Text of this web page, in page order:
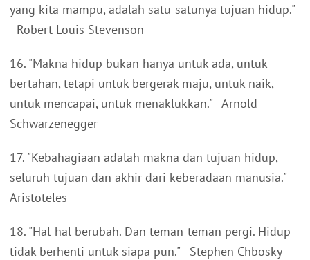
yang kita mampu, adalah satu-satunya tujuan hidup."
- Robert Louis Stevenson
16. "Makna hidup bukan hanya untuk ada, untuk
bertahan, tetapi untuk bergerak maju, untuk naik,
untuk mencapai, untuk menaklukkan." - Arnold
Schwarzenegger
17. "Kebahagiaan adalah makna dan tujuan hidup,
seluruh tujuan dan akhir dari keberadaan manusia." -
Aristoteles
18. "Hal-hal berubah. Dan teman-teman pergi. Hidup
tidak berhenti untuk siapa pun." - Stephen Chbosky